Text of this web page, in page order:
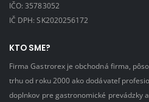
IČO: 35783052
IČ DPH: SK2020256172
KTO SME?
Firma Gastrorex je obchodná firma,
trhu od roku 2000 ako dodávateľ
doplnkov pre gastronomické prevádzky